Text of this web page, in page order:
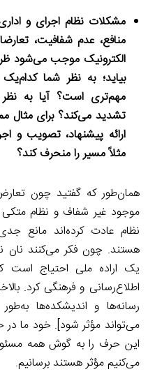
مشکلات نظام اجرای و
منافع، عدم شفافیت،
الکترونیک موجب می‌شود
بیاید؛ به نظر شما
مهم‌تری است؟ آیا به
تشدید می‌کند؟ برای مثال
ارائه پیشنهاد، تصویب و
مثلاً مسیر را منحرف کند؟
همان‌طور که گفتید چون
موجود غیر شفاف و نظام
نظام عادت کرده‌اند مانع
هستند. چون فکر می‌کنند نان
یک اراده ملی احتیاج است
اطلاع‌رسانی و فرهنگی کرد.
رسانه‌ها و اندیشکده‌ها
می‌تواند مؤثر شود]. خود ما
این حرف را به گوش همه
می‌کنیم مؤثر هستند برسانیم.